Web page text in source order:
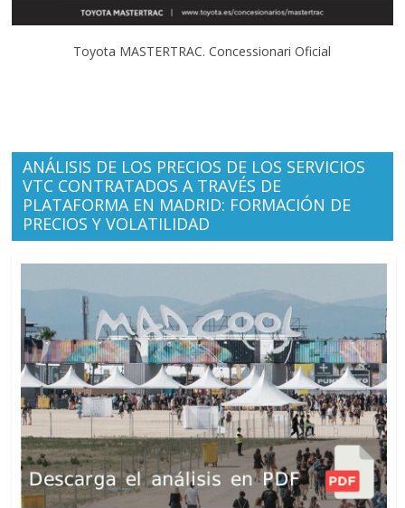
Toyota MASTERTRAC. Concessionari Oficial
ANÁLISIS DE LOS PRECIOS DE LOS SERVICIOS
VTC CONTRATADOS A TRAVÉS DE
PLATAFORMA EN MADRID: FORMACIÓN DE
PRECIOS Y VOLATILIDAD